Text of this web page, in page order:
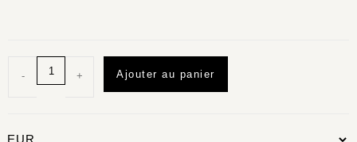
- + Ajouter au panier